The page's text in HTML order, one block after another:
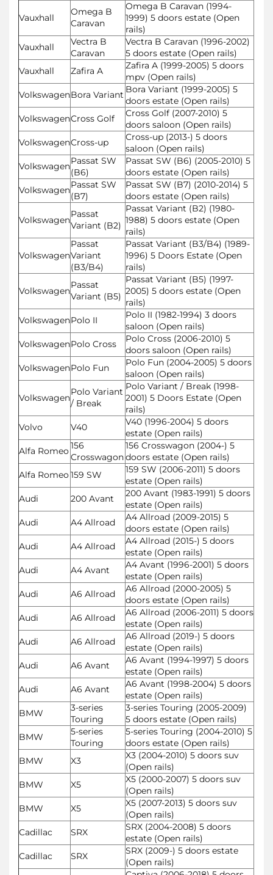
Vauxhall
Omega B
Caravan
Omega B Caravan (1994-
1999) 5 doors estate (Open
rails)
Vauxhall
Vectra B
Caravan
Vectra B Caravan (1996-2002)
5 doors estate (Open rails)
Vauxhall
Zafira A
Zafira A (1999-2005) 5 doors
mpv (Open rails)
VolkswagenBora Variant Bora Variant (1999-2005) 5
doors estate (Open rails)
VolkswagenCross Golf
Cross Golf (2007-2010) 5
doors saloon (Open rails)
VolkswagenCross-up
Cross-up (2013-) 5 doors
saloon (Open rails)
VolkswagenPassat SW
(B6)
Passat SW (B6) (2005-2010) 5
doors estate (Open rails)
VolkswagenPassat SW
(B7)
Passat SW (B7) (2010-2014) 5
doors estate (Open rails)
Volkswagen
Passat
Variant (B2)
Passat Variant (B2) (1980-
1988) 5 doors estate (Open
rails)
Volkswagen
Passat
Variant
(B3/B4)
Passat Variant (B3/B4) (1989-
1996) 5 Doors Estate (Open
rails)
Volkswagen
Passat
Variant (B5)
Passat Variant (B5) (1997-
2005) 5 doors estate (Open
rails)
VolkswagenPolo II
Polo II (1982-1994) 3 doors
saloon (Open rails)
VolkswagenPolo Cross
Polo Cross (2006-2010) 5
doors saloon (Open rails)
VolkswagenPolo Fun
Polo Fun (2004-2005) 5 doors
saloon (Open rails)
Volkswagen
Polo Variant
/ Break
Polo Variant / Break (1998-
2001) 5 Doors Estate (Open
rails)
Volvo
V40
V40 (1996-2004) 5 doors
estate (Open rails)
Alfa Romeo156
Crosswagon
156 Crosswagon (2004-) 5
doors estate (Open rails)
Alfa Romeo159 SW
159 SW (2006-2011) 5 doors
estate (Open rails)
Audi
200 Avant
200 Avant (1983-1991) 5 doors
estate (Open rails)
Audi
A4 Allroad
A4 Allroad (2009-2015) 5
doors estate (Open rails)
Audi
A4 Allroad
A4 Allroad (2015-) 5 doors
estate (Open rails)
Audi
A4 Avant
A4 Avant (1996-2001) 5 doors
estate (Open rails)
Audi
A6 Allroad
A6 Allroad (2000-2005) 5
doors estate (Open rails)
Audi
A6 Allroad
A6 Allroad (2006-2011) 5 doors
estate (Open rails)
Audi
A6 Allroad
A6 Allroad (2019-) 5 doors
estate (Open rails)
Audi
A6 Avant
A6 Avant (1994-1997) 5 doors
estate (Open rails)
Audi
A6 Avant
A6 Avant (1998-2004) 5 doors
estate (Open rails)
BMW
3-series
Touring
3-series Touring (2005-2009)
5 doors estate (Open rails)
BMW
5-series
Touring
5-series Touring (2004-2010) 5
doors estate (Open rails)
BMW
X3
X3 (2004-2010) 5 doors suv
(Open rails)
BMW
X5
X5 (2000-2007) 5 doors suv
(Open rails)
BMW
X5
X5 (2007-2013) 5 doors suv
(Open rails)
Cadillac
SRX
SRX (2004-2008) 5 doors
estate (Open rails)
Cadillac
SRX
SRX (2009-) 5 doors estate
(Open rails)